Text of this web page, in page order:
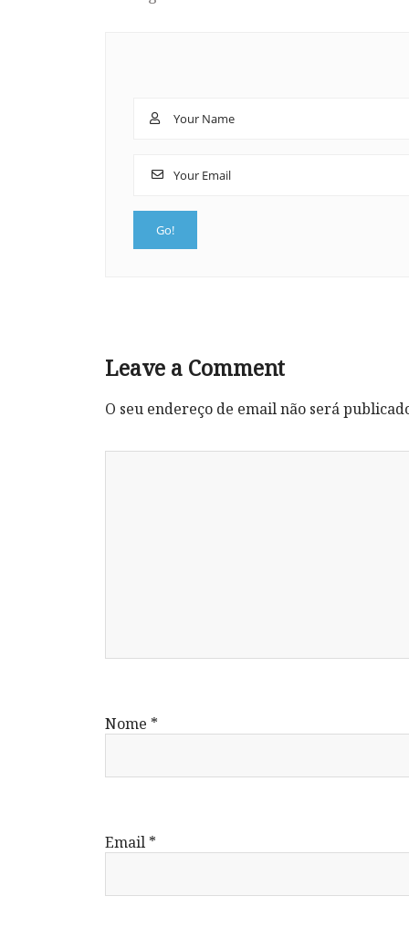
Leave a Comment
O seu endereço de email não será
Nome *
Email *